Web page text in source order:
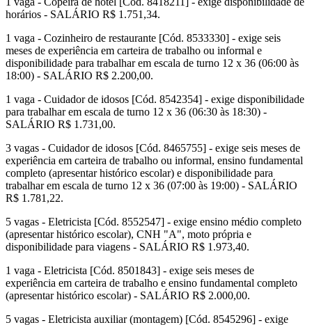
horários - SALÁRIO R$ 1.751,34.
1 vaga - Cozinheiro de restaurante [Cód. 8533330] - exige seis
meses de experiência em carteira de trabalho ou informal e
disponibilidade para trabalhar em escala de turno 12 x 36 (06:00 às
18:00) - SALÁRIO R$ 2.200,00.
1 vaga - Cuidador de idosos [Cód. 8542354] - exige disponibilidade
para trabalhar em escala de turno 12 x 36 (06:30 às 18:30) -
SALÁRIO R$ 1.731,00.
3 vagas - Cuidador de idosos [Cód. 8465755] - exige seis meses de
experiência em carteira de trabalho ou informal, ensino fundamental
completo (apresentar histórico escolar) e disponibilidade para
trabalhar em escala de turno 12 x 36 (07:00 às 19:00) - SALÁRIO
R$ 1.781,22.
5 vagas - Eletricista [Cód. 8552547] - exige ensino médio completo
(apresentar histórico escolar), CNH "A", moto própria e
disponibilidade para viagens - SALÁRIO R$ 1.973,40.
1 vaga - Eletricista [Cód. 8501843] - exige seis meses de
experiência em carteira de trabalho e ensino fundamental completo
(apresentar histórico escolar) - SALÁRIO R$ 2.000,00.
5 vagas - Eletricista auxiliar (montagem) [Cód. 8545296] - exige